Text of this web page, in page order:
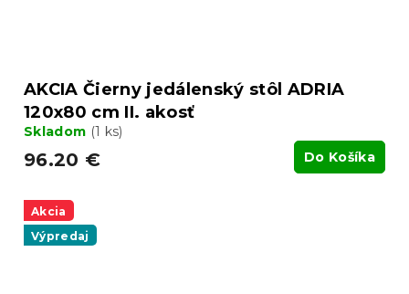
AKCIA Čierny jedálenský stôl ADRIA
120x80 cm II. akosť
Skladom (1 ks)
96.20 € Do Košíka
Akcia
Výpredaj